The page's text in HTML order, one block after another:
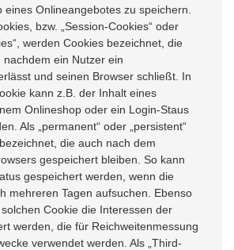
eines Onlineangebotes zu speichern.
bzw. „Session-Cookies“ oder
werden Cookies bezeichnet, die
ein Nutzer ein
und seinen Browser schließt. In
kann z.B. der Inhalt eines
Onlineshop oder ein Login-Staus
Als „permanent“ oder „persistent“
die auch nach dem
gespeichert bleiben. So kann
gespeichert werden, wenn die
mehreren Tagen aufsuchen. Ebenso
Cookie die Interessen der
werden, die für Reichweitenmessung
verwendet werden. Als „Third-